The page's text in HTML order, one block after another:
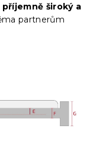
široký a
partnerům